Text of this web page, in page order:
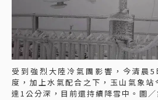
受到強烈大陸冷氣團影響，今清晨
度，加上水氣配合之下，玉山氣象站
達1公分深，目前還持續降雪中。圖